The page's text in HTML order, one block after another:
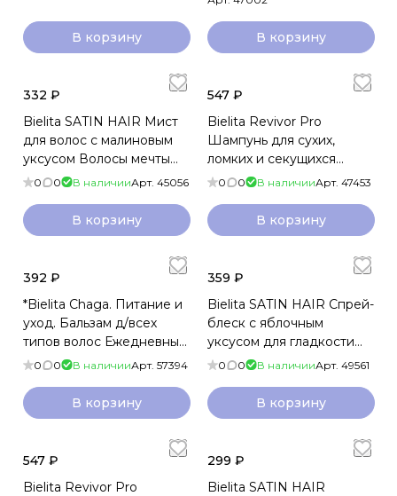
В корзину В корзину
332 ₽
Bielita SATIN HAIR Мист
для волос с малиновым
уксусом Волосы мечты
190мл
0 0 В наличииАрт. 45056
В корзину
547 ₽
Bielita Revivor Pro
Шампунь для сухих,
ломких и секущихся
волос Глубокое
0 0 В наличииАрт. 47453
В корзину
392 ₽
*Bielita Chaga. Питание и
уход. Бальзам д/всех
типов волос Ежедневный
уход и восстановление
0 0 В наличииАрт. 57394
В корзину
359 ₽
Bielita SATIN HAIR Спрей-
блеск с яблочным
уксусом для гладкости
волос несмываемый
0 0 В наличииАрт. 49561
В корзину
547 ₽
Bielita Revivor Pro
299 ₽
Bielita SATIN HAIR